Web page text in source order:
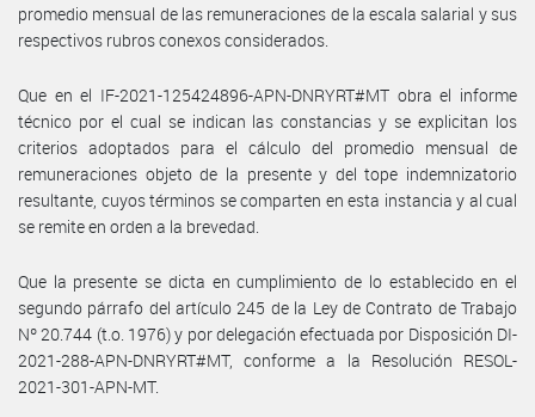
promedio mensual de las remuneraciones de la escala salarial y sus
respectivos rubros conexos considerados.
Que en el IF-2021-125424896-APN-DNRYRT#MT obra el informe
técnico por el cual se indican las constancias y se explicitan los
criterios adoptados para el cálculo del promedio mensual de
remuneraciones objeto de la presente y del tope indemnizatorio
resultante, cuyos términos se comparten en esta instancia y al cual
se remite en orden a la brevedad.
Que la presente se dicta en cumplimiento de lo establecido en el
segundo párrafo del artículo 245 de la Ley de Contrato de Trabajo
Nº 20.744 (t.o. 1976) y por delegación efectuada por Disposición DI-
2021-288-APN-DNRYRT#MT, conforme a la Resolución RESOL-
2021-301-APN-MT.